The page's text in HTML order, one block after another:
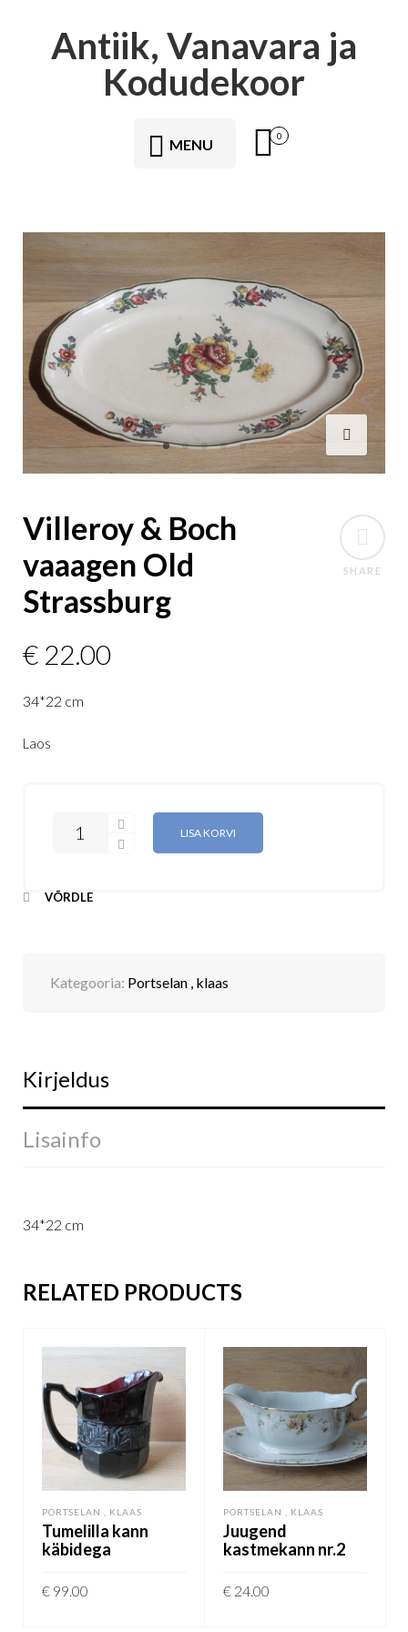
Antiik, Vanavara ja
Kodudekoor
MENU 0
SHARE
Villeroy & Boch
vaaagen Old
Strassburg
€ 22.00
34*22 cm
Laos
LISA KORVI
VÕRDLE
Kategooria: Portselan , klaas
Kirjeldus
Lisainfo
34*22 cm
RELATED PRODUCTS
PORTSELAN , KLAAS
Tumelilla kann
käbidega
€ 99.00
PORTSELAN , KLAAS
Juugend
kastmekann nr.2
€ 24.00